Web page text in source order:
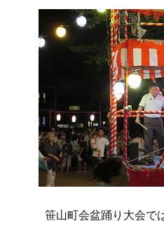
笹山町会盆踊り大会で